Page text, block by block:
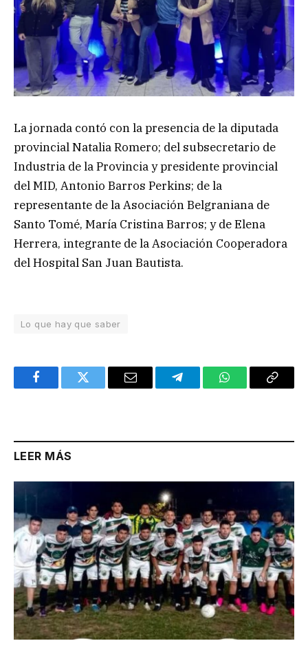
La jornada contó con la presencia de la diputada
provincial Natalia Romero; del subsecretario de
Industria de la Provincia y presidente provincial
del MID, Antonio Barros Perkins; de la
representante de la Asociación Belgraniana de
Santo Tomé, María Cristina Barros; y de Elena
Herrera, integrante de la Asociación Cooperadora
del Hospital San Juan Bautista.
Lo que hay que saber
FacebookTwitter Email TelegramWhatsAppCopy
LEER MÁS